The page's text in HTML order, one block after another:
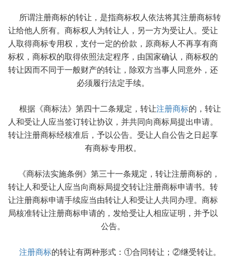
所谓注册商标的转让，是指商标权人依法将其注册商标转
让给他人所有。商标权人为转让人，另一方为受让人。受让
人取得商标专用权，支付一定的价款，原商标人不再享有商
标权，商标权的取得依照法定程序，由国家确认，商标权的
转让因而不同于一般财产的转让，除双方当事人同意外，还
必须履行法定手续。
根据《商标法》第四十二条规定，转让注册商标的，转让
人和受让人应当签订转让协议，并共同向商标局提出申请。
转让注册商标经核准后，予以公告。受让人自公告之日起享
有商标专用权。
《商标法实施条例》第三十一条规定，转让注册商标的，
转让人和受让人应当向商标局提交转让注册商标申请书。转
让注册商标申请手续应当由转让人和受让人共同办理。商标
局核准转让注册商标申请的，发给受让人相应证明，并予以
公告。
注册商标的转让有两种形式：①合同转让；②继受转让。